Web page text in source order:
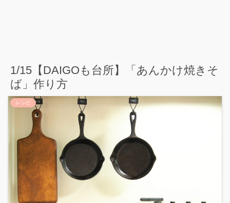
1/15【DAIGOも台所】「あんかけ焼きそ
ば」作り方
レシピ